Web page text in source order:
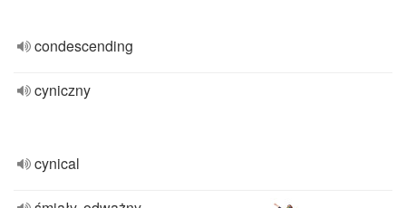
condescending
cyniczny
cynical